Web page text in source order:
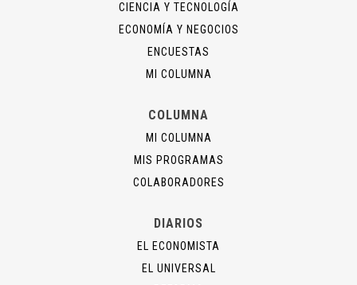
CIENCIA Y TECNOLOGÍA
ECONOMÍA Y NEGOCIOS
ENCUESTAS
MI COLUMNA
COLUMNA
MI COLUMNA
MIS PROGRAMAS
COLABORADORES
DIARIOS
EL ECONOMISTA
EL UNIVERSAL